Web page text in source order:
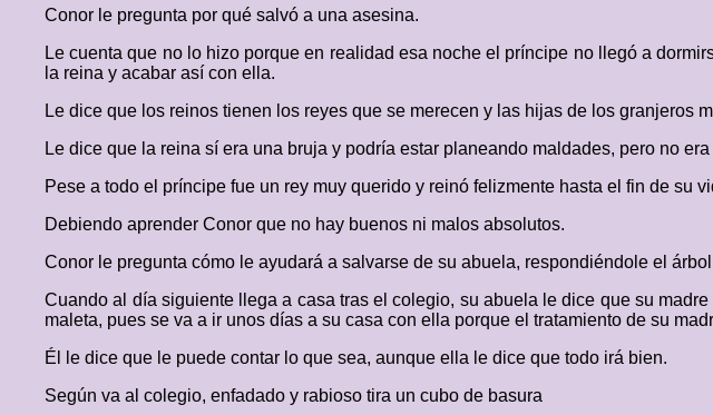
Conor le pregunta por qué salvó a una asesina.
Le cuenta que no lo hizo porque en realidad esa noche el príncipe no llegó a
la reina y acabar así con ella.
Le dice que los reinos tienen los reyes que se merecen y las hijas de los granjeros
Le dice que la reina sí era una bruja y podría estar planeando maldades, pero no
Pese a todo el príncipe fue un rey muy querido y reinó felizmente hasta el fin de su
Debiendo aprender Conor que no hay buenos ni malos absolutos.
Conor le pregunta cómo le ayudará a salvarse de su abuela, respondiéndole el
Cuando al día siguiente llega a casa tras el colegio, su abuela le dice que su
maleta, pues se va a ir unos días a su casa con ella porque el tratamiento de su
Él le dice que le puede contar lo que sea, aunque ella le dice que todo irá bien.
Según va al colegio, enfadado y rabioso tira un cubo de basura